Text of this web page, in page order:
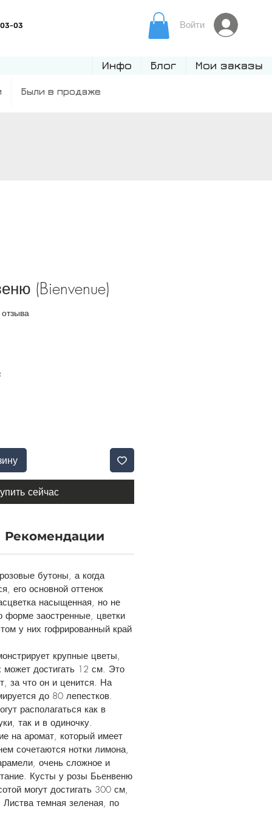
Войти
Инфо Блог Мои заказы
Были в продаже
(Bienvenue)
на основе 2 отзывов
сейчас
Рекомендации
бутоны, а когда
его основной оттенок
насыщенная, но не
форме заостренные, цветки
у них гофрированный край
крупные цветы,
может достигать 12 см. Это
за что он и ценится. На
до 80 лепестков.
располагаться как в
так и в одиночку.
на аромат, который имеет
сочетаются нотки лимона,
очень сложное и
Кусты у розы Бьенвеню
могут достигать 300 см,
темная зеленая, по